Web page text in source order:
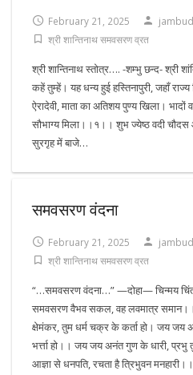
February 21, 2025
श्री शान्तिनाथ समवसरण व्रत
श्री शान्तिनाथ स्तोत्र…. -शम्भु छन्द- श्री
कहें तुम्हें। यह धन्य हुई हस्तिनापुरी, जहाँ
ऐरादेवी, माता का अतिशय पुण्य खिला। भादों
सौभाग्य मिला।।१।। शुभ ज्येष्ठ वदी चौदस
सुरगृह में बाजे…
समवसरण वंदना
February 21, 2025
श्री शान्तिनाथ समवसरण व्रत
“…समवसरण वंदना…” —दोहा— चिन्मय
समवसरण वैभव सकल, वह लवमात्र
क्षेमंकर, तुम धर्म चक्र के कर्ता हो। जय जय
भर्त्ता हो।। जय जय अनंत गुण के धारी, प्रभु
आज्ञा से धनपति, रचता है त्रिभुवन